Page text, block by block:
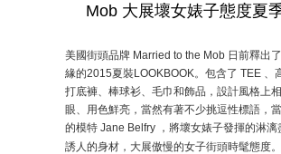
Mob 大展壞女婊子態度夏
美國街頭品牌 Married to the Mob 日前釋出
緣的2015夏裝LOOKBOOK。包含了 TEE 、
打底褲、棒球衫、毛巾和飾品，設計風格上
眼、用色鮮亮，當然有著不少挑逗性標語，
的模特 Jane Belfry ，將壞女婊子發揮的淋
誘人的身材，大展傲慢的女子街頭時髦態度。